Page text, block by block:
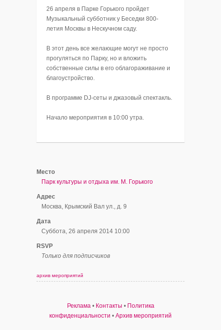
26 апреля в Парке Горького пройдет
Музыкальный субботник у Беседки 800-
летия Москвы в Нескучном саду.
В этот день все желающие могут не просто
прогуляться по Парку, но и вложить
собственные силы в его облагораживание и
благоустройство.
В программе DJ-сеты и джазовый спектакль.
Начало мероприятия в 10:00 утра.
Место
Парк культуры и отдыха им. М. Горького
Адрес
Москва, Крымский Вал ул., д. 9
Дата
Суббота, 26 апреля 2014 10:00
RSVP
Только для подписчиков
архив мероприятий
Реклама• Контакты • Политика
конфиденциальности • Архив мероприятий